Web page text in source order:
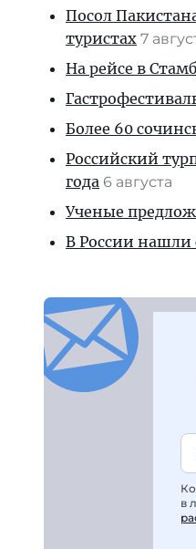
Посол
туристах 7
На рейсе в
Более 60
Российский
года 6 августа
Ученые
В России нашли
в